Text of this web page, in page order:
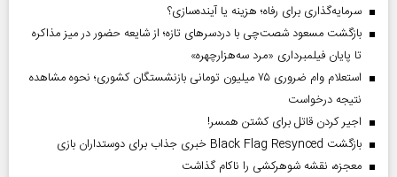
سرمایه‌گذاری برای رفاه؛ هزینه یا آینده‌سازی؟
بازگشت مسعود شصت‌چی با دردسر‌های تازه؛ از شایعه حضور در میز مذاکره
تا پایان فیلمبرداری «مرد سه‌هزارچهره»
استعلام وام ضروری ۷۵ میلیون تومانی بازنشستگان کشوری؛ نحوه مشاهده
نتیجه درخواست
اجیر کردن قاتل برای کشتن همسر!
بازگشت Black Flag Resynced خبری جذاب برای دوستداران بازی
معجزه، نقشه شوهرکشی را ناکام گذاشت